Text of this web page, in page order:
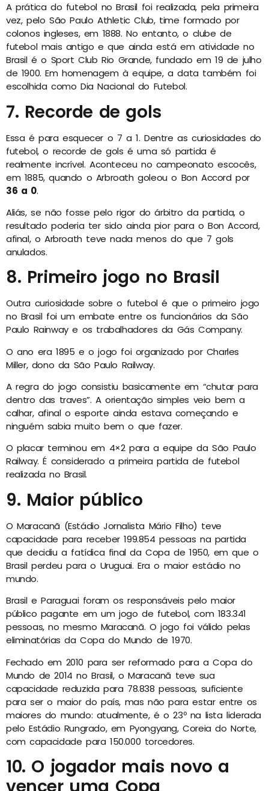
A prática do futebol no Brasil foi realizada, pela primeira
vez, pelo São Paulo Athletic Club, time formado por
colonos ingleses, em 1888. No entanto, o clube de
futebol mais antigo e que ainda está em atividade no
Brasil é o Sport Club Rio Grande, fundado em 19 de julho
de 1900. Em homenagem à equipe, a data também foi
escolhida como Dia Nacional do Futebol.
7. Recorde de gols
Essa é para esquecer o 7 a 1. Dentre as curiosidades do
futebol, o recorde de gols é uma só partida é
realmente incrível. Aconteceu no campeonato escocês,
em 1885, quando o Arbroath goleou o Bon Accord por
36 a 0.
Aliás, se não fosse pelo rigor do árbitro da partida, o
resultado poderia ter sido ainda pior para o Bon Accord,
afinal, o Arbroath teve nada menos do que 7 gols
anulados.
8. Primeiro jogo no Brasil
Outra curiosidade sobre o futebol é que o primeiro jogo
no Brasil foi um embate entre os funcionários da São
Paulo Rainway e os trabalhadores da Gás Company.
O ano era 1895 e o jogo foi organizado por Charles
Miller, dono da São Paulo Railway.
A regra do jogo consistiu basicamente em “chutar para
dentro das traves”. A orientação simples veio bem a
calhar, afinal o esporte ainda estava começando e
ninguém sabia muito bem o que fazer.
O placar terminou em 4×2 para a equipe da São Paulo
Railway. É considerado a primeira partida de futebol
realizada no Brasil.
9. Maior público
O Maracanã (Estádio Jornalista Mário Filho) teve
capacidade para receber 199.854 pessoas na partida
que decidiu a fatídica final da Copa de 1950, em que o
Brasil perdeu para o Uruguai. Era o maior estádio no
mundo.
Brasil e Paraguai foram os responsáveis pelo maior
público pagante em um jogo de futebol, com 183.341
pessoas, no mesmo Maracanã. O jogo foi válido pelas
eliminatórias da Copa do Mundo de 1970.
Fechado em 2010 para ser reformado para a Copa do
Mundo de 2014 no Brasil, o Maracanã teve sua
capacidade reduzida para 78.838 pessoas, suficiente
para ser o maior do país, mas não para estar entre os
maiores do mundo: atualmente, é o 23º na lista liderada
pelo Estádio Rungrado, em Pyongyang, Coreia do Norte,
com capacidade para 150.000 torcedores.
10. O jogador mais novo a